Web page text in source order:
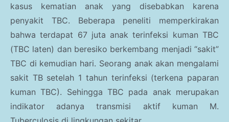
kasus kematian anak yang disebabkan karena
penyakit TBC. Beberapa peneliti memperkirakan
bahwa terdapat 67 juta anak terinfeksi kuman TBC
(TBC laten) dan beresiko berkembang menjadi “sakit”
TBC di kemudian hari. Seorang anak akan mengalami
sakit TB setelah 1 tahun terinfeksi (terkena paparan
kuman TBC). Sehingga TBC pada anak merupakan
indikator adanya transmisi aktif kuman M.